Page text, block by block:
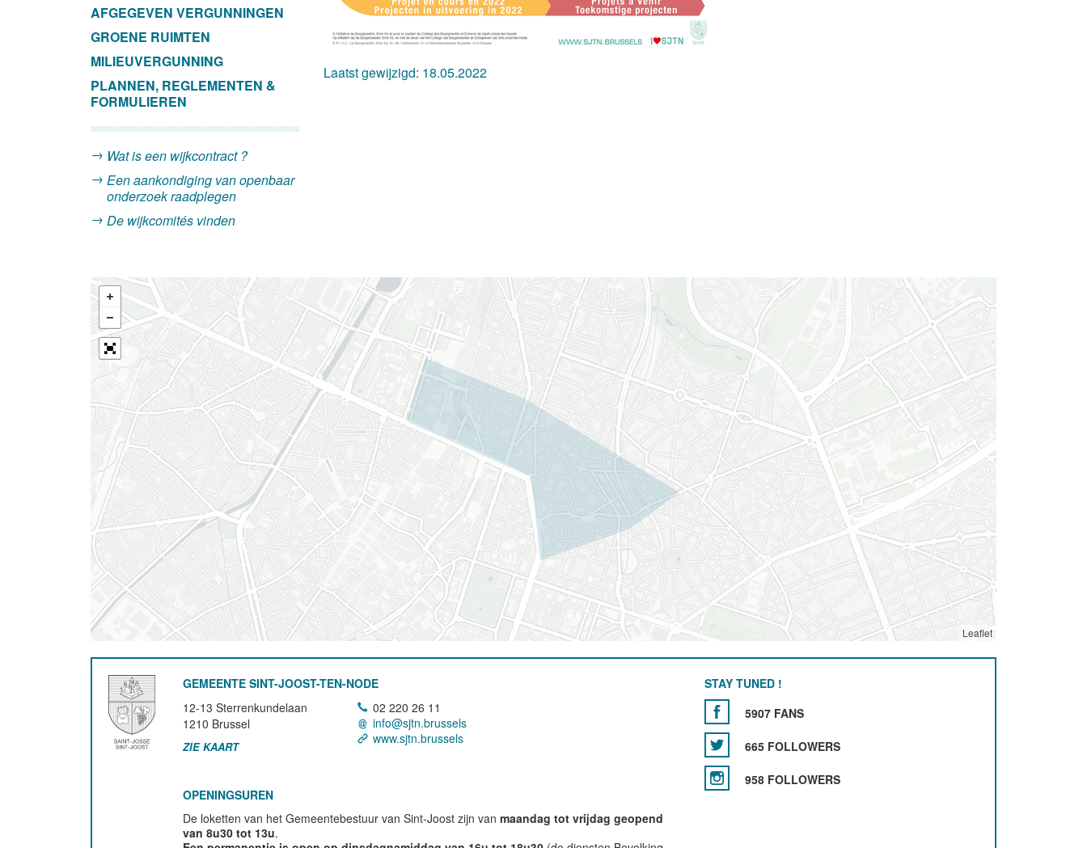
AFGEGEVEN VERGUNNINGEN
GROENE RUIMTEN
MILIEUVERGUNNING
PLANNEN, REGLEMENTEN &
FORMULIEREN
Wat is een wijkcontract ?
Een aankondiging van openbaar
onderzoek raadplegen
De wijkcomités vinden
Laatst gewijzigd: 18.05.2022
Leaflet
GEMEENTE SINT-JOOST-TEN-NODE
12-13 Sterrenkundelaan
1210 Brussel
ZIE KAART
02 220 26 11
info@sjtn.brussels
www.sjtn.brussels
OPENINGSUREN
De loketten van het Gemeentebestuur van Sint-Joost zijn vanmaandag tot vrijdag geopend
van 8u30 tot 13u.
STAY TUNED !
5907 FANS
665 FOLLOWERS
958 FOLLOWERS